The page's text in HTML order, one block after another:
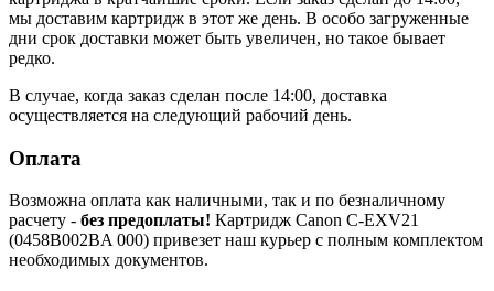
мы доставим картридж в этот же день. В особо загруженные
дни срок доставки может быть увеличен, но такое бывает
редко.
В случае, когда заказ сделан после 14:00, доставка
осуществляется на следующий рабочий день.
Оплата
Возможна оплата как наличными, так и по безналичному
расчету - без предоплаты! Картридж Canon C-EXV21
(0458B002BA 000) привезет наш курьер с полным комплектом
необходимых документов.